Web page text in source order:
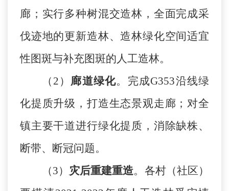
廊；实行多种树混交造林，全面完成采
伐迹地的更新造林、造林绿化空间适宜
性图斑与补充图斑的人工造林。
（ 2） 廊道绿化。完成G353沿线绿
化提质升级，打造生态景观走廊；对全
镇主要干道进行绿化提质，消除缺株、
断带、断冠问题。
（3） 灾后重建重造。各村（社区）